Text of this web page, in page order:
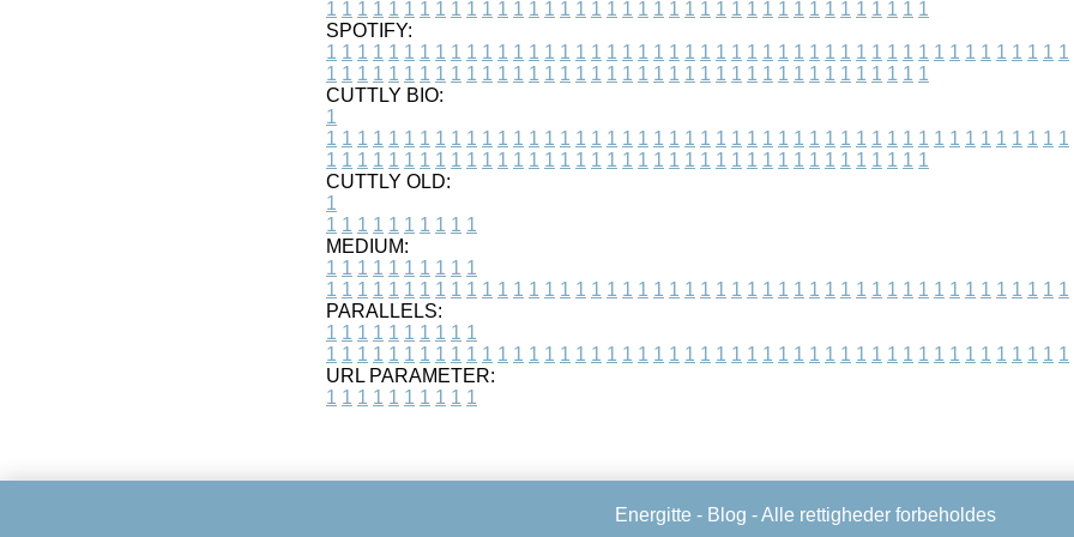
1 1 1 1 1 1 1 1 1 1 1 1 1 1 1 1 1 1 1 1 1 1 1 1 1 1 1 1 1 1 1 1 1 1 1 1 1 1 1
SPOTIFY:
1 1 1 1 1 1 1 1 1 1 1 1 1 1 1 1 1 1 1 1 1 1 1 1 1 1 1 1 1 1 1 1 1 1 1 1 1 1 1 1 1 1 1 1 1 1 1 1
1 1 1 1 1 1 1 1 1 1 1 1 1 1 1 1 1 1 1 1 1 1 1 1 1 1 1 1 1 1 1 1 1 1 1 1 1 1 1
CUTTLY BIO:
1
1 1 1 1 1 1 1 1 1 1 1 1 1 1 1 1 1 1 1 1 1 1 1 1 1 1 1 1 1 1 1 1 1 1 1 1 1 1 1 1 1 1 1 1 1 1 1 1
1 1 1 1 1 1 1 1 1 1 1 1 1 1 1 1 1 1 1 1 1 1 1 1 1 1 1 1 1 1 1 1 1 1 1 1 1 1 1
CUTTLY OLD:
1
1 1 1 1 1 1 1 1 1 1
MEDIUM:
1 1 1 1 1 1 1 1 1 1
1 1 1 1 1 1 1 1 1 1 1 1 1 1 1 1 1 1 1 1 1 1 1 1 1 1 1 1 1 1 1 1 1 1 1 1 1 1 1 1 1 1 1 1 1 1 1 1
PARALLELS:
1 1 1 1 1 1 1 1 1 1
1 1 1 1 1 1 1 1 1 1 1 1 1 1 1 1 1 1 1 1 1 1 1 1 1 1 1 1 1 1 1 1 1 1 1 1 1 1 1 1 1 1 1 1 1 1 1 1
URL PARAMETER:
1 1 1 1 1 1 1 1 1 1
Energitte - Blog - Alle rettigheder forbeholdes